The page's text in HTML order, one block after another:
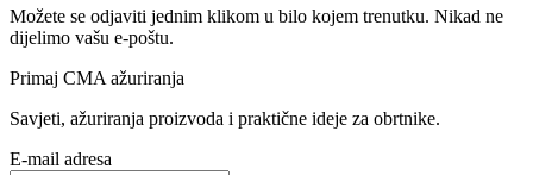
Možete se odjaviti jednim klikom u bilo kojem trenutku. Nikad ne
dijelimo vašu e-poštu.
Primaj CMA ažuriranja
Savjeti, ažuriranja proizvoda i praktične ideje za obrtnike.
E-mail adresa